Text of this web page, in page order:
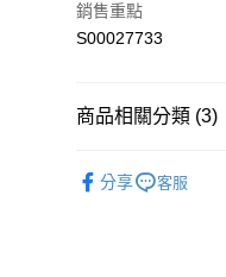
全家付款取貨
付款後全家取貨
銷售重點
S00027733
商品相關分類 (3)
necessities
分享 客服